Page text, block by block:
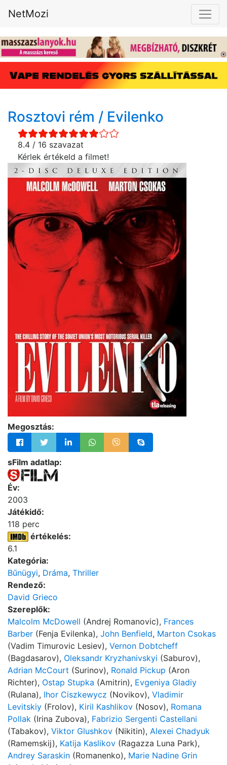
NetMozi
Rosztovi rém / Evilenko
8.4 / 16 szavazat
Kérlek értékeld a filmet!
Megosztás:
sFilm adatlap:
Év:
2003
Játékidő:
118 perc
értékelés:
6.1
Kategória:
Bűnügyi, Dráma, Thriller
Rendező:
David Grieco
Szereplők:
Malcolm McDowell (Andrej Romanovic), Frances
Barber (Fenja Evilenka), John Benfield, Marton Csokas
(Vadim Timurovic Lesiev), Vernon Dobtcheff
(Bagdasarov), Oleksandr Kryzhanivskyi (Saburov),
Adrian McCourt (Surinov), Ronald Pickup (Aron
Richter), Ostap Stupka (Amitrin), Evgeniya Gladiy
(Rulana), Ihor Ciszkewycz (Novikov), Vladimir
Levitskiy (Frolov), Kiril Kashlikov (Nosov), Romana
Pollak (Irina Zubova), Fabrizio Sergenti Castellani
(Tabakov), Viktor Glushkov (Nikitin), Alexei Chadyuk
(Ramemskij), Katija Kaslikov (Ragazza Luna Park),
Andrey Saraskin (Romanenko), Marie Nadine Grin